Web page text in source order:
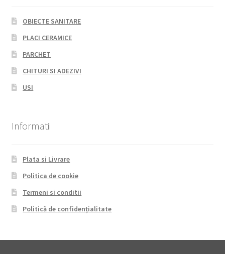
OBIECTE SANITARE
PLACI CERAMICE
PARCHET
CHITURI SI ADEZIVI
USI
Informatii
Plata si Livrare
Politica de cookie
Termeni si conditii
Politică de confidențialitate